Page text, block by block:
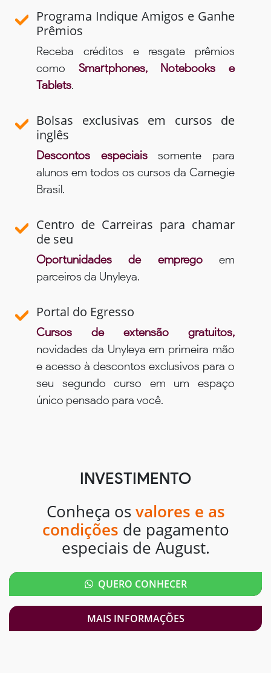
Programa Indique Amigos e Ganhe
Prêmios
Receba créditos e resgate prêmios
como Smartphones, Notebooks e
Tablets.
Bolsas exclusivas em cursos de
inglês
Descontos especiaissomente para
alunos em todos os cursos da Carnegie
Brasil.
Centro de Carreiras para chamar
de seu
Oportunidades de empregoem
parceiros da Unyleya.
Portal do Egresso
Cursos de extensão gratuitos,
novidades da Unyleya em primeira mão
e acesso à descontos exclusivos para o
seu segundo curso em um espaço
único pensado para você.
INVESTIMENTO
Conheça os valores e as
condições de pagamento
especiais de August.
QUERO CONHECER
MAIS INFORMAÇÕES